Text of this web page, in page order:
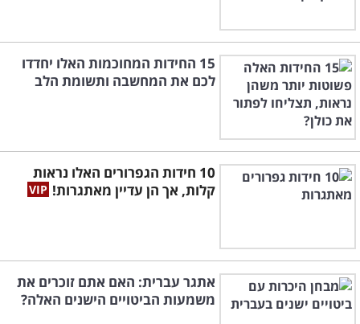
15 החידות המחוכמות האלו יחדדו
לכם את המחשבה ותשומת הלב
10 חידות הגפרורים האלו נראות
קלות, אך הן עדיין מאתגרות!
אתגר עברית: האם אתם זוכרים את
משמעות הביטויים הישנים האלה?